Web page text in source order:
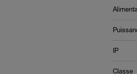
IP
Classe